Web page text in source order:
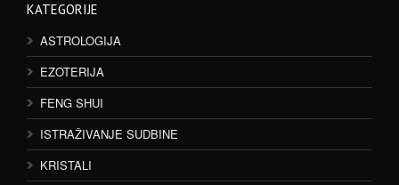
KATEGORIJE
ASTROLOGIJA
EZOTERIJA
FENG SHUI
ISTRAŽIVANJE SUDBINE
KRISTALI